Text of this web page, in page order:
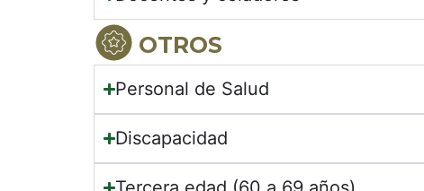
OTROS
Personal de Salud
Discapacidad